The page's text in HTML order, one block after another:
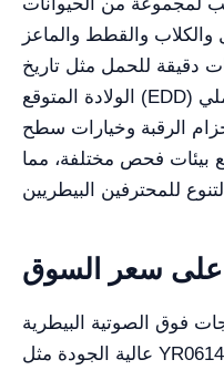
والكلاب والقطط والماعز
دقيقة للحمل مثل تاريخ
الولادة المتوقع (EDD) والعمر الحملي (GA). مع أوضاع
الرقبة وخيارات سطح
بيئات فحص مختلفة، مما
على سعر السوق
فوق الصوتية البيطرية
عالية الجودة مثل YR06144 عادة بين 2,900 و3,700 دولارًا.